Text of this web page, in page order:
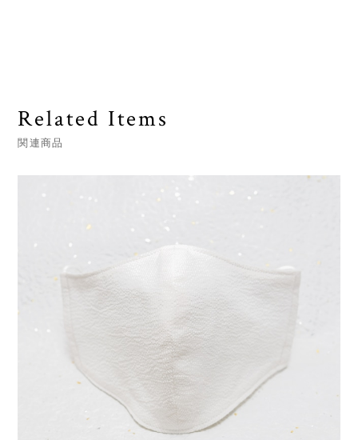
Related Items
関連商品